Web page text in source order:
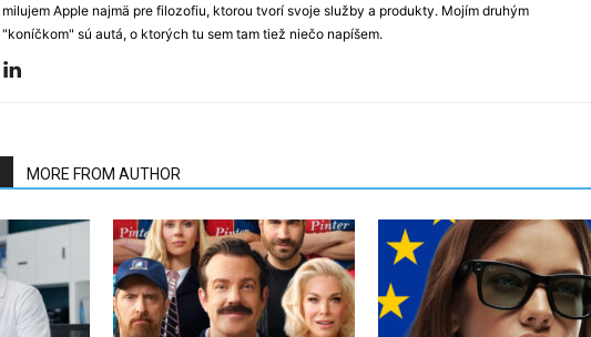
milujem Apple najmä pre filozofiu, ktorou tvorí svoje služby a produkty. Mojím druhým
"koníčkom" sú autá, o ktorých tu sem tam tiež niečo napíšem.
MORE FROM AUTHOR